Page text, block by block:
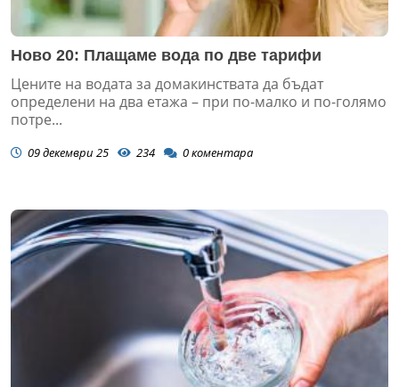
Ново 20: Плащаме вода по две тарифи
Цените на водата за домакинствата да бъдат
определени на два етажа – при по-малко и по-голямо
потре...
09 декември 25 234 0коментара